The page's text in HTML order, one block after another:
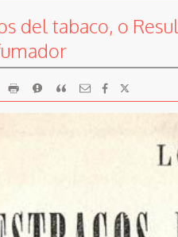
del tabaco, o
RDF imprimirReportarCitar